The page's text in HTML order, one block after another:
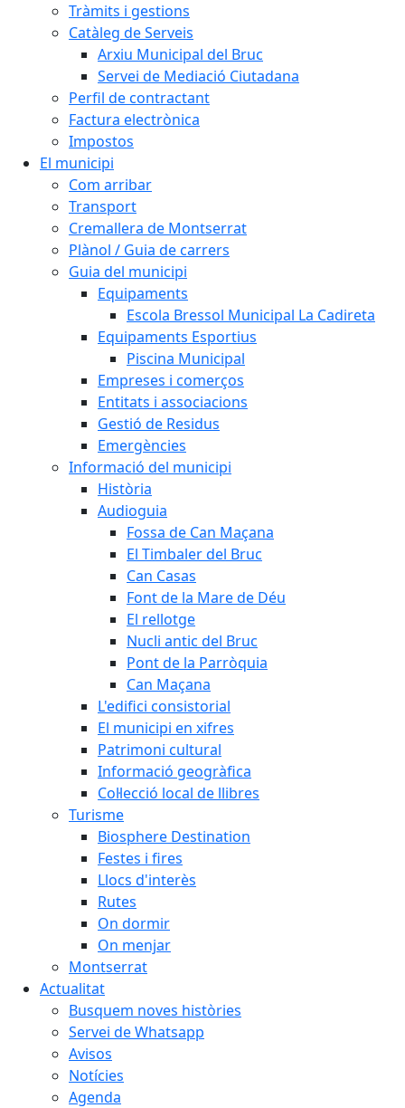
Tràmits i gestions
Catàleg de Serveis
Arxiu Municipal del Bruc
Servei de Mediació Ciutadana
Perfil de contractant
Factura electrònica
Impostos
El municipi
Com arribar
Transport
Cremallera de Montserrat
Plànol / Guia de carrers
Guia del municipi
Equipaments
Escola Bressol Municipal La Cadireta
Equipaments Esportius
Piscina Municipal
Empreses i comerços
Entitats i associacions
Gestió de Residus
Emergències
Informació del municipi
Història
Audioguia
Fossa de Can Maçana
El Timbaler del Bruc
Can Casas
Font de la Mare de Déu
El rellotge
Nucli antic del Bruc
Pont de la Parròquia
Can Maçana
L'edifici consistorial
El municipi en xifres
Patrimoni cultural
Informació geogràfica
Col·lecció local de llibres
Turisme
Biosphere Destination
Festes i fires
Llocs d'interès
Rutes
On dormir
On menjar
Montserrat
Actualitat
Busquem noves històries
Servei de Whatsapp
Avisos
Notícies
Agenda